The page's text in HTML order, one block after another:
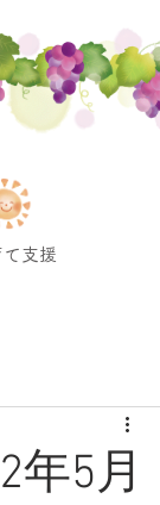
支援
5月